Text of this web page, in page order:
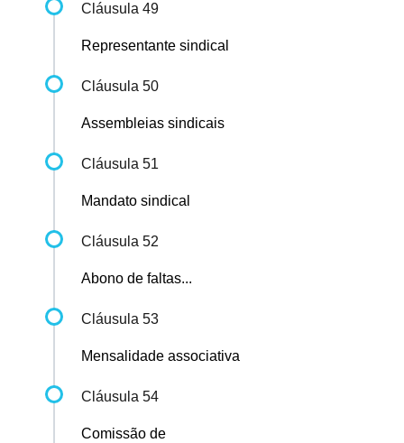
Cláusula 49
Representante sindical
Cláusula 50
Assembleias sindicais
Cláusula 51
Mandato sindical
Cláusula 52
Abono de faltas...
Cláusula 53
Mensalidade associativa
Cláusula 54
Comissão de